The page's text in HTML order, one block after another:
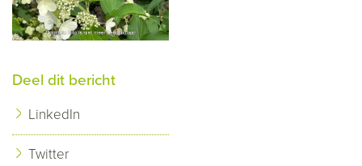
Deel dit bericht
LinkedIn
Twitter